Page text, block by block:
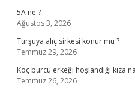
5A ne ?
Ağustos 3, 2026
Turşuya alıç sirkesi konur mu ?
Temmuz 29, 2026
Koç burcu erkeği hoşlandığı kıza
Temmuz 26, 2026